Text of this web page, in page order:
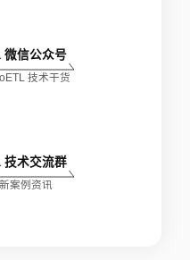
信公众号
技术干货
术交流群
案例资讯